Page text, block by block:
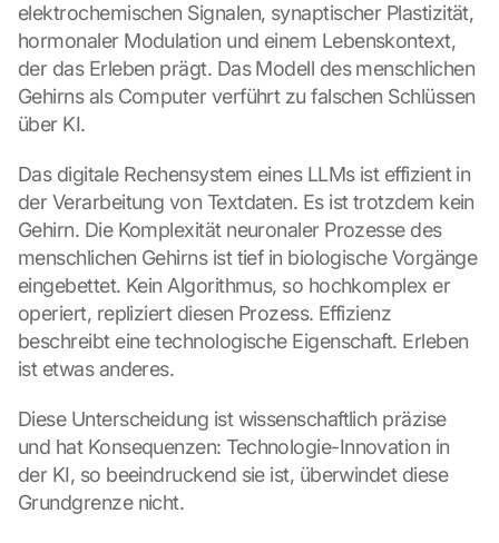
elektrochemischen Signalen, synaptischer Plastizität,
hormonaler Modulation und einem Lebenskontext,
der das Erleben prägt. Das Modell des menschlichen
Gehirns als Computer verführt zu falschen Schlüssen
über KI.
Das digitale Rechensystem eines LLMs ist effizient in
der Verarbeitung von Textdaten. Es ist trotzdem kein
Gehirn. Die Komplexität neuronaler Prozesse des
menschlichen Gehirns ist tief in biologische Vorgänge
eingebettet. Kein Algorithmus, so hochkomplex er
operiert, repliziert diesen Prozess. Effizienz
beschreibt eine technologische Eigenschaft. Erleben
ist etwas anderes.
Diese Unterscheidung ist wissenschaftlich präzise
und hat Konsequenzen: Technologie-Innovation in
der KI, so beeindruckend sie ist, überwindet diese
Grundgrenze nicht.